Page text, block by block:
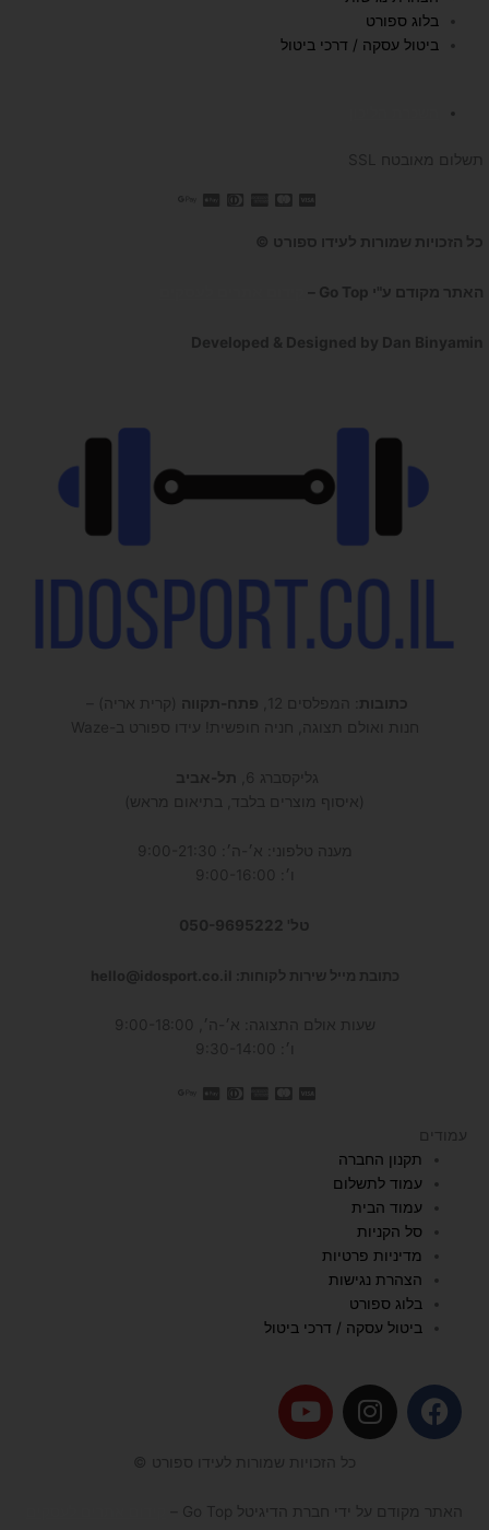
בלוג ספורט
ביטול עסקה / דרכי ביטול
תשלום מאובטח SSL
כל הזכויות שמורות לעידו ספורט ©
האתר מקודם ע"י Go Top –
Developed & Designed by Dan Binyamin
כתובות : המפלסים 12, פתח-תקווה (קרית אריה) –
חנות ואולם תצוגה, חניה חופשית! עידו ספורט ב-Waze
גליקסברג 6,
תל-אביב
(איסוף מוצרים בלבד, בתיאום מראש)
מענה טלפוני: א׳-ה׳: 9:00-21:30
טל' 050-9695222
כתובת מייל שירות לקוחות: hello@idosport.co.il
שעות אולם התצוגה: א׳-ה׳, 9:00-18:00
עמודים
תקנון החברה
עמוד לתשלום
עמוד הבית
סל הקניות
מדיניות פרטיות
הצהרת נגישות
בלוג ספורט
ביטול עסקה / דרכי ביטול
F
a
b
I
n
a
Y
o
u
u
כל הזכויות שמורות לעידו ספורט ©
האתר מקודם על ידי חברת הדיגיטל Go Top –